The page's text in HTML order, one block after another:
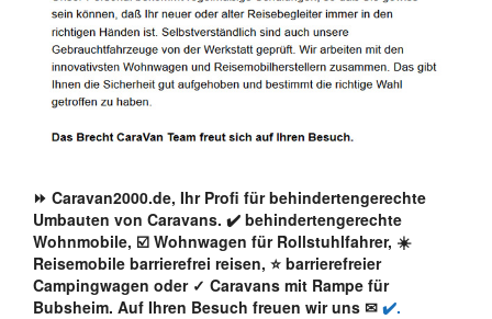
⏩ Caravan2000.de, Ihr Profi für behindertengerechte
Umbauten von Caravans. ✔️ behindertengerechte
Wohnmobile, ☑️ Wohnwagen für Rollstuhlfahrer, ☀️
Reisemobile barrierefrei reisen, ⭐ barrierefreier
Campingwagen oder ✓ Caravans mit Rampe für
Bubsheim. Auf Ihren Besuch freuen wir uns ✉ ✔️.